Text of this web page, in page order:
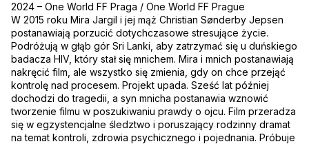
2024 – One World FF Praga / One World FF Prague
W 2015 roku Mira Jargil i jej mąż Christian Sønderby Jepsen
postanawiają porzucić dotychczasowe stresujące życie.
Podróżują w głąb gór Sri Lanki, aby zatrzymać się u duńskiego
badacza HIV, który stał się mnichem. Mira i mnich postanawiają
nakręcić film, ale wszystko się zmienia, gdy on chce przejąć
kontrolę nad procesem. Projekt upada. Sześć lat później
dochodzi do tragedii, a syn mnicha postanawia wznowić
tworzenie filmu w poszukiwaniu prawdy o ojcu. Film przeradza
się w egzystencjalne śledztwo i poruszający rodzinny dramat
na temat kontroli, zdrowia psychicznego i pojednania. Próbuje